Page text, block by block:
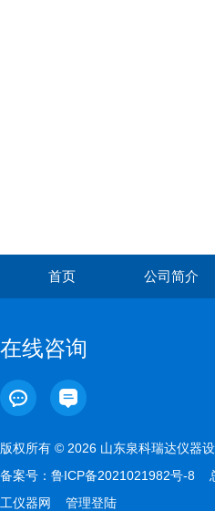
首页 公司简介
在线咨询
版权所有 © 2026 山东泉科瑞达仪器
备案号： 鲁ICP备2021021982号-8
工仪器网
管理登陆